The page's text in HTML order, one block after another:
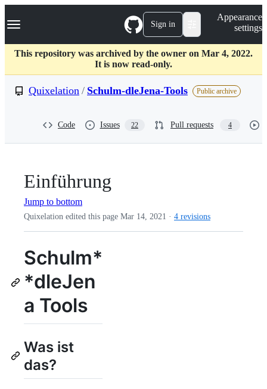
k
p
c
Navigation Menu Sign in
Appearance
settings
This repository was archived by the owner on Mar 4, 2022.
It is now read-only.
Quixelation / Schulm-dleJena-Tools Public archive
Code Issues 22 Pull requests 4
Einführung
Jump to bottom
Quixelation edited this page Mar 14, 2021 · 4 revisions
Schulm*
*dleJen
a Tools
Was ist
das?